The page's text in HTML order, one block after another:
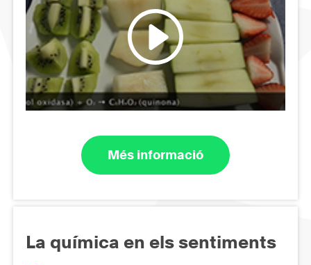
Més informació
La química en els sentiments